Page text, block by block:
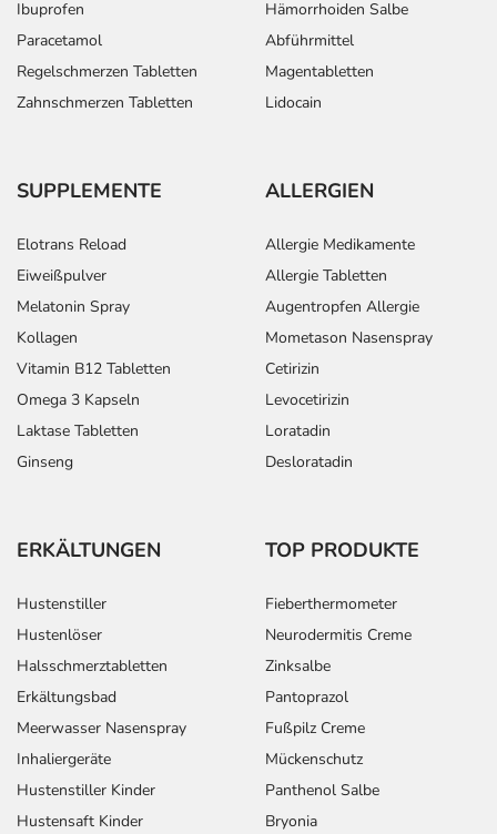
Ibuprofen
Paracetamol
Regelschmerzen Tabletten
Zahnschmerzen Tabletten
Hämorrhoiden Salbe
Abführmittel
Magentabletten
Lidocain
SUPPLEMENTE
Elotrans Reload
Eiweißpulver
Melatonin Spray
Kollagen
Vitamin B12 Tabletten
Omega 3 Kapseln
Laktase Tabletten
Ginseng
ALLERGIEN
Allergie Medikamente
Allergie Tabletten
Augentropfen Allergie
Mometason Nasenspray
Cetirizin
Levocetirizin
Loratadin
Desloratadin
ERKÄLTUNGEN
Hustenstiller
Hustenlöser
Halsschmerztabletten
Erkältungsbad
Meerwasser Nasenspray
Inhaliergeräte
Hustenstiller Kinder
Hustensaft Kinder
TOP PRODUKTE
Fieberthermometer
Neurodermitis Creme
Zinksalbe
Pantoprazol
Fußpilz Creme
Mückenschutz
Panthenol Salbe
Bryonia